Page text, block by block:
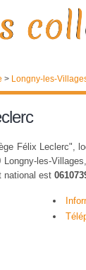
> Longny-les-
Félix Leclerc",
Longny-les-
national est